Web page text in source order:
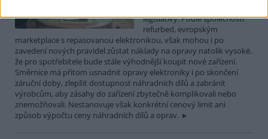
legislativy. Podle společnosti
refurbed, evropským
marketplace s repasovanou elektronikou, však mohou i po
zavedení nových pravidel zůstat náklady na opravy natolik vysoké,
že pro spotřebitele bude stále výhodnější koupit nové zařízení.
Směrnice má přitom usnadnit opravy elektroniky i po skončení
záruční doby, zlepšit dostupnost náhradních dílů a zabránit
výrobcům, aby zásahy do zařízení zbytečně komplikovali nebo
znemožňovali. Nestanovuje však konkrétní cenový limit ani
způsob výpočtu ceny náhradních dílů a oprav.